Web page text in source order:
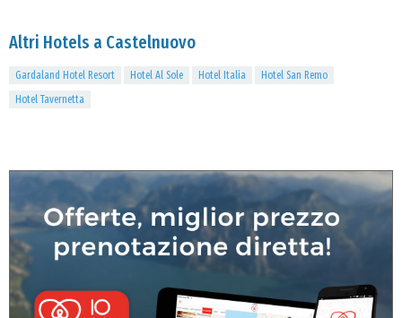
Altri Hotels a Castelnuovo
Gardaland Hotel Resort Hotel Al Sole Hotel Italia
Hotel San Remo
Hotel Tavernetta